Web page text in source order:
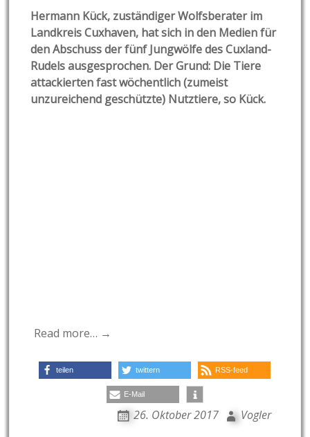
Hermann Kück, zuständiger Wolfsberater im
Landkreis Cuxhaven, hat sich in den Medien für
den Abschuss der fünf Jungwölfe des Cuxland-
Rudels ausgesprochen. Der Grund: Die Tiere
attackierten fast wöchentlich (zumeist
unzureichend geschützte) Nutztiere, so Kück.
Read more… →
teilen twittern RSS-feed
E-Mail
26. Oktober 2017 Vogler